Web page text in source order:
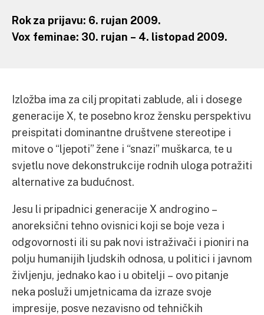
Rok za prijavu: 6. rujan 2009.
Vox feminae: 30. rujan – 4. listopad 2009.
Izložba ima za cilj propitati zablude, ali i dosege
generacije X, te posebno kroz žensku perspektivu
preispitati dominantne društvene stereotipe i
mitove o “ljepoti” žene i “snazi” muškarca, te u
svjetlu nove dekonstrukcije rodnih uloga potražiti
alternative za budućnost.
Jesu li pripadnici generacije X androgino –
anoreksični tehno ovisnici koji se boje veza i
odgovornosti ili su pak novi istraživači i pioniri na
polju humanijih ljudskih odnosa, u politici i javnom
življenju, jednako kao i u obitelji – ovo pitanje
neka posluži umjetnicama da izraze svoje
impresije, posve nezavisno od tehničkih